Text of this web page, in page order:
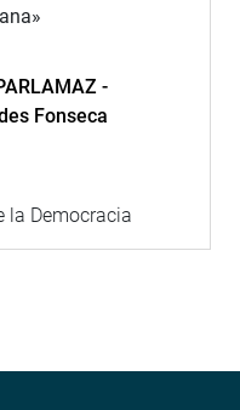
-
Fonseca
la Democracia